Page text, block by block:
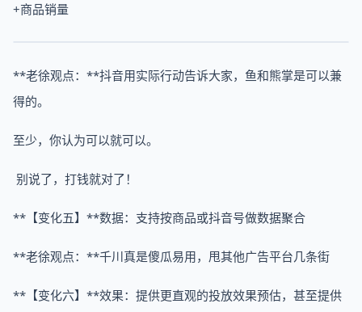
+商品销量
**老徐观点：**抖音用实际行动告诉大家，鱼和熊掌是可以兼
得的。
至少，你认为可以就可以。
别说了，打钱就对了！
**【变化五】**数据：支持按商品或抖音号做数据聚合
**老徐观点：**千川真是傻瓜易用，甩其他广告平台几条街
**【变化六】**效果：提供更直观的投放效果预估，甚至提供